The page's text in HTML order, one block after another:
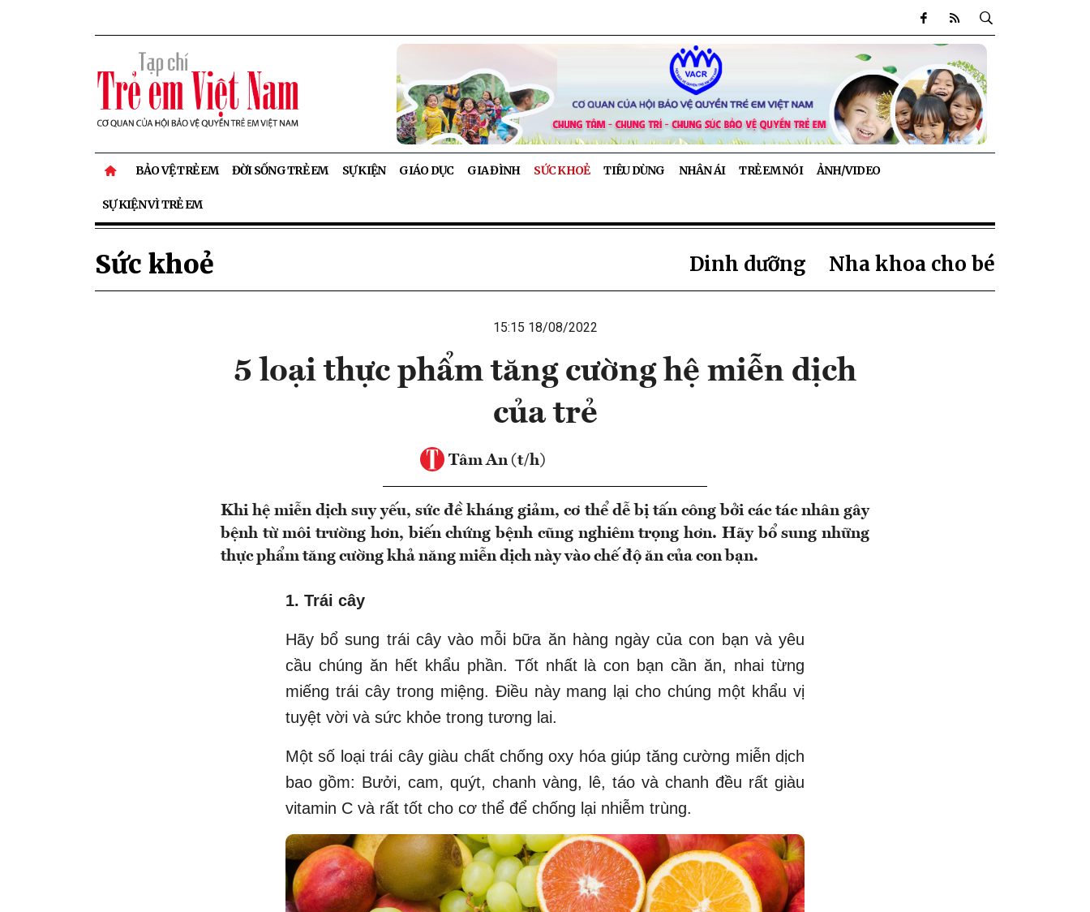
BẢO VỆ TRẺ EM ĐỜI SỐNG TRẺ EM SỰ KIỆN GIÁO DỤC GIA ĐÌNH SỨC KHOẺ TIÊU DÙNG NHÂN ÁI TRẺ EM NÓI ẢNH/VIDEO
SỰ KIỆN VÌ TRẺ EM
Sức khoẻ Dinh dưỡng Nha khoa cho bé
15:15 18/08/2022
5 loại thực phẩm tăng cường hệ miễn dịch
của trẻ
Tâm An (t/h)
Khi hệ miễn dịch suy yếu, sức đề kháng giảm, cơ thể dễ bị tấn công bởi các tác nhân gây
bệnh từ môi trường hơn, biến chứng bệnh cũng nghiêm trọng hơn. Hãy bổ sung những
thực phẩm tăng cường khả năng miễn dịch này vào chế độ ăn của con bạn.
1. Trái cây
Hãy bổ sung trái cây vào mỗi bữa ăn hàng ngày của con bạn và yêu
cầu chúng ăn hết khẩu phần. Tốt nhất là con bạn cần ăn, nhai từng
miếng trái cây trong miệng. Điều này mang lại cho chúng một khẩu vị
tuyệt vời và sức khỏe trong tương lai.
Một số loại trái cây giàu chất chống oxy hóa giúp tăng cường miễn dịch
bao gồm: Bưởi, cam, quýt, chanh vàng, lê, táo và chanh đều rất giàu
vitamin C và rất tốt cho cơ thể để chống lại nhiễm trùng.